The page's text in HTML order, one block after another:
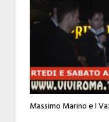
Massimo Marino e I